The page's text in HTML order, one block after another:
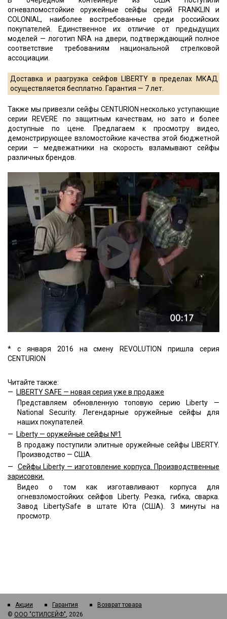
огневзломостойкие оружейные сейфы серий FRANKLIN и
COLONIAL, наиболее востребованные среди российских
покупателей. Единственное их отличие от предыдущих
моделей — логотип NRA на двери, подтверждающий полное
соответствие требованиям национальной стрелковой
ассоциации.
Доставка и разгрузка сейфов LIBERTY в пределах МКАД
осуществляется бесплатно. Гарантия — 7 лет.
Также мы привезли сейфы CENTURION несколько уступающие
серии REVERE по защитным качествам, но зато и более
доступные по цене. Предлагаем к просмотру видео,
демонстрирующее взломостойкие качества этой бюджетной
серии — медвежатники на скорость взламывают сейфы
различных брендов.
* с января 2016 на смену REVOLUTION пришла серия
CENTURION
Читайте также:
— LIBERTY SAFE — новая серия уже в продаже
Представляем обновленную топовую серию Liberty —
National Security. Легендарные оружейные сейфы для
наших покупателей.
— Liberty — оружейные сейфы №1
В продажу поступили элитные оружейные сейфы LIBERTY.
Производство — США.
— Сейфы Liberty — изготовление корпуса. Производственные
зарисовки.
Видео о том как изготавливают корпуса для
огневзломостойких сейфов Liberty. Резка, гибка, сварка.
Завод LibertySafe в штате Юта (США). 3 минуты на
просмотр.
Акции Гарантия
Возврат товара
© ООО "СТИЛСЕЙФ", 2026